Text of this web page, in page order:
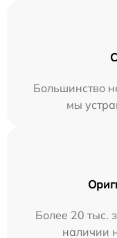
Большинство
мы
Более 20 тыс.
наличии